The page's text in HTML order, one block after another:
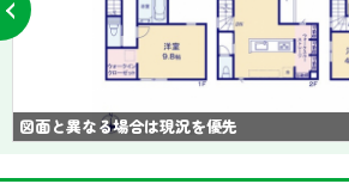
図面と異なる場合は現況を優先